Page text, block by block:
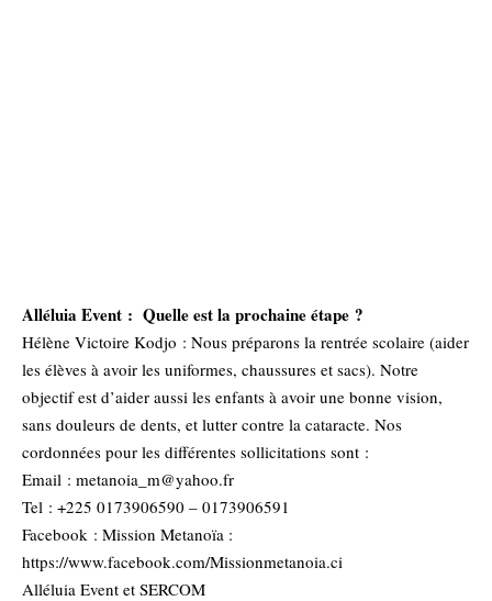
Alléluia Event : Quelle est la prochaine étape ?
Hélène Victoire Kodjo : Nous préparons la rentrée scolaire (aider
les élèves à avoir les uniformes, chaussures et sacs). Notre
objectif est d’aider aussi les enfants à avoir une bonne vision,
sans douleurs de dents, et lutter contre la cataracte. Nos
cordonnées pour les différentes sollicitations sont :
Email : metanoia_m@yahoo.fr
Tel : +225 0173906590 – 0173906591
Facebook : Mission Metanoïa :
https://www.facebook.com/Missionmetanoia.ci
Alléluia Event et SERCOM